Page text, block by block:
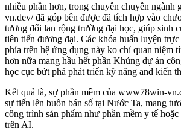
nhiều phần hơn, trong chuyên chuyên
vn.dev/ đã góp bên được đã tích hợp vào
tương đối lan rộng trường đại học, giúp sinh
tiên tiến đương đại. Các khóa huấn luyện
phía trên hệ ứng dụng này ko chỉ quan niệm
hơn nữa mang hầu hết phần Khủng dự án
học cục bứt phá phát triển kỹ năng and kiến
Kết quả là, sự phần mềm của www78win-
sự tiến lên buôn bán số tại Nước Ta, mang
công trình sản phẩm như phần mềm y tế
trên AI.